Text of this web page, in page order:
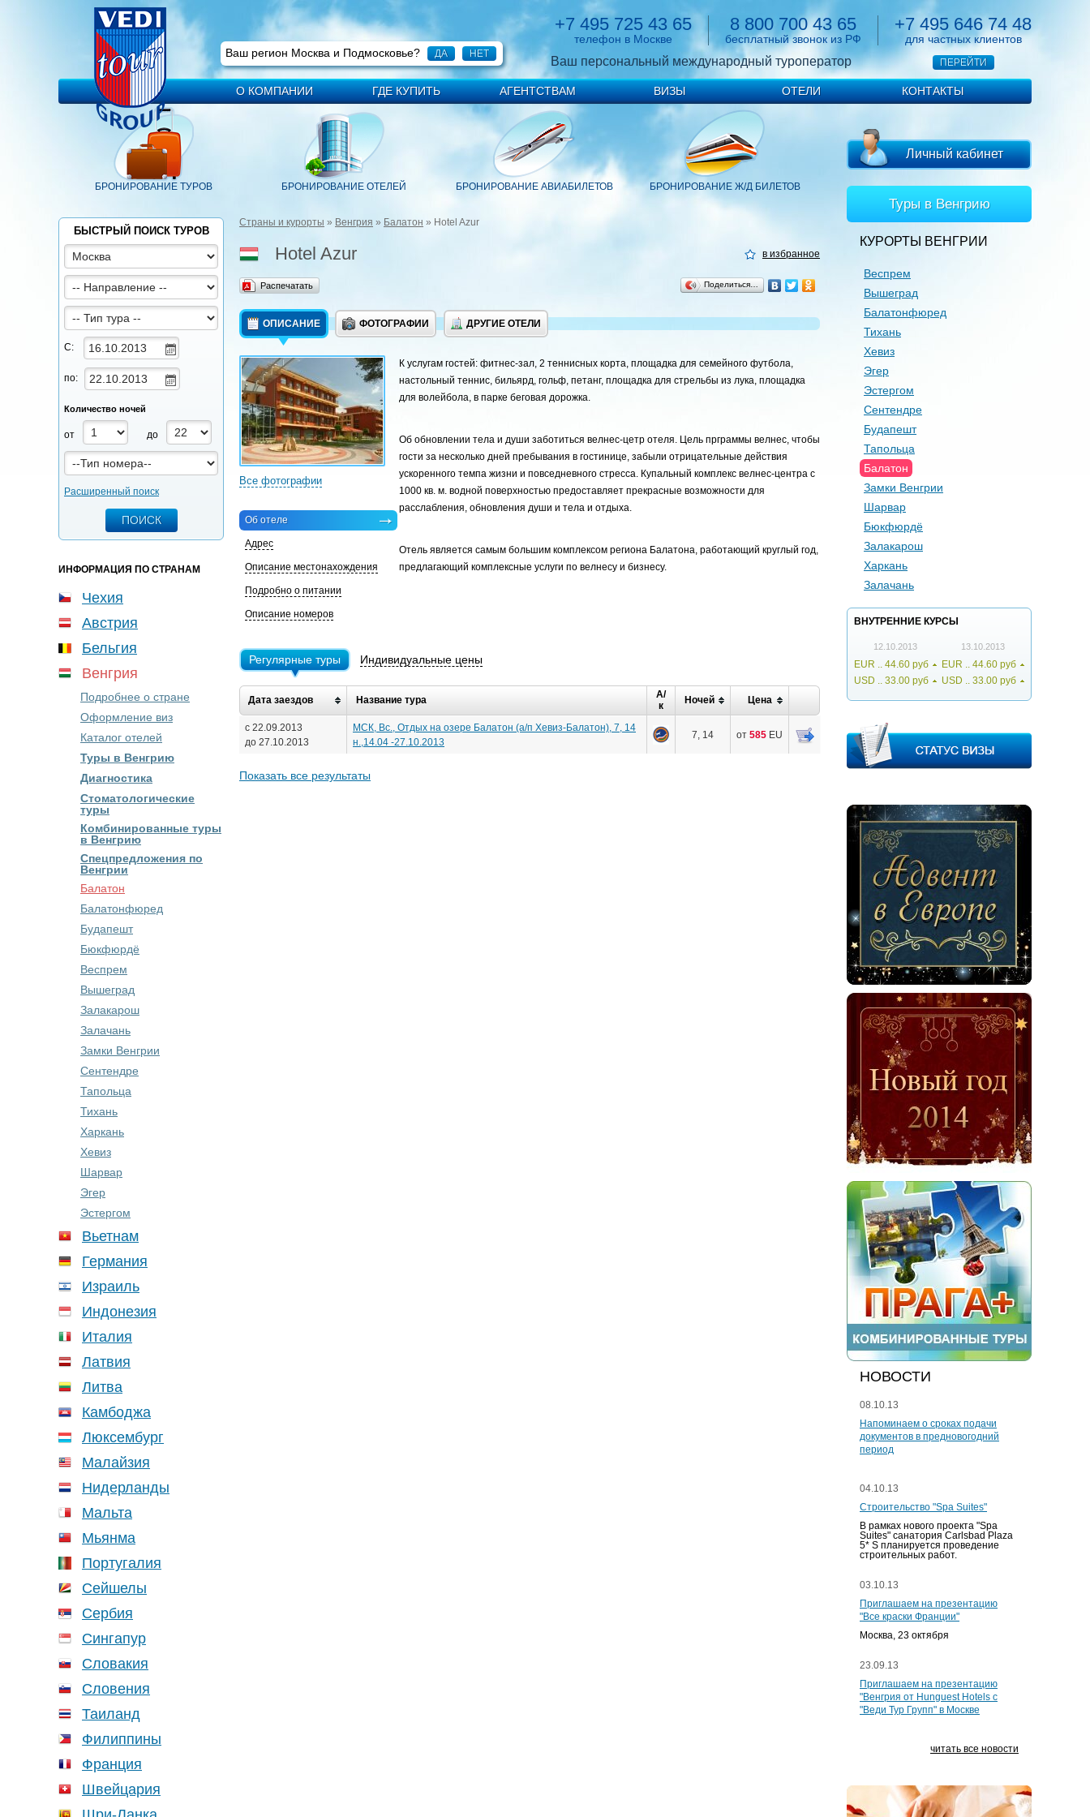
Ваш персональный международный туроператор
Ваш регион Москва и Подмосковье? ДА НЕТ
Ваш регионМосква
+7 495 725 43 65
телефон в Москве
8 800 700 43 65
бесплатный звонок из РФ
+7 495 646 74 48
для частных клиентов
ПЕРЕЙТИ
О КОМПАНИИ ГДЕ КУПИТЬ АГЕНТСТВАМ ВИЗЫ ОТЕЛИ КОНТАКТЫ
БРОНИРОВАНИЕ ТУРОВ БРОНИРОВАНИЕ ОТЕЛЕЙ БРОНИРОВАНИЕ АВИАБИЛЕТОВ БРОНИРОВАНИЕ Ж/Д БИЛЕТОВ
БЫСТРЫЙ ПОИСК ТУРОВ
С:
по:
Количество ночей
от до
Расширенный поиск
ИНФОРМАЦИЯ ПО СТРАНАМ
Чехия
Австрия
Бельгия
Венгрия
Подробнее о стране
Оформление виз
Каталог отелей
Туры в Венгрию
Диагностика
Стоматологические
туры
Комбинированные туры
в Венгрию
Спецпредложения по
Венгрии
Балатон
Балатонфюред
Будапешт
Бюкфюрдё
Веспрем
Вышеград
Залакарош
Залачань
Замки Венгрии
Сентендре
Тапольца
Тихань
Харкань
Хевиз
Шарвар
Эгер
Эстергом
Вьетнам
Германия
Израиль
Индонезия
Италия
Латвия
Литва
Камбоджа
Люксембург
Малайзия
Нидерланды
Мальта
Мьянма
Португалия
Сейшелы
Сербия
Сингапур
Словакия
Словения
Таиланд
Филиппины
Франция
Швейцария
Страны и курорты » Венгрия » Балатон » Hotel Azur
Hotel Azur в избранное
Распечатать Поделиться…
ОПИСАНИЕ ФОТОГРАФИИ ДРУГИЕ ОТЕЛИ
Все фотографии
Об отеле
Адрес
Описание местонахождения
Подробно о питании
Описание номеров
К услугам гостей: фитнес-зал, 2 теннисных корта, площадка для семейного футбола,
настольный теннис, бильярд, гольф, петанг, площадка для стрельбы из лука, площадка
для волейбола, в парке беговая дорожка.
Об обновлении тела и души заботиться велнес-цетр отеля. Цель прграммы велнес, чтобы
гости за несколько дней пребывания в гостинице, забыли отрицательные действия
ускоренного темпа жизни и повседневного стресса. Купальный комплекс велнес-центра с
1000 кв. м. водной поверхностью предоставляет прекрасные возможности для
расслабления, обновления души и тела и отдыха.
Отель является самым большим комплексом региона Балатона, работающий круглый год,
предлагающий комплексные услуги по велнесу и бизнесу.
Регулярные туры Индивидуальные цены
Дата заездов Название тура
А/
к
Ночей Цена
с 22.09.2013
до 27.10.2013
МСК, Вс., Отдых на озере Балатон (а/п Хевиз-Балатон), 7, 14
н.,14.04 -27.10.2013
7, 14 от 585 EU
Показать все результаты
Личный кабинет
Туры в Венгрию
КУРОРТЫ ВЕНГРИИ
Веспрем
Вышеград
Балатонфюред
Тихань
Хевиз
Эгер
Эстергом
Сентендре
Будапешт
Тапольца
Балатон
Замки Венгрии
Шарвар
Бюкфюрдё
Залакарош
Харкань
Залачань
ВНУТРЕННИЕ КУРCЫ
12.10.2013
EUR .. 44.60 руб
USD .. 33.00 руб
13.10.2013
EUR .. 44.60 руб
USD .. 33.00 руб
НОВОСТИ
08.10.13
Напоминаем о сроках подачи
документов в предновогодний
период
04.10.13
Строительство "Spa Suites"
В рамках нового проекта "Spa
Suites" санатория Carlsbad Plaza
5* S планируется проведение
строительных работ.
03.10.13
Приглашаем на презентацию
"Все краски Франции"
Москва, 23 октября
23.09.13
Приглашаем на презентацию
"Венгрия от Hunguest Hotels с
"Веди Тур Групп" в Москве
читать все новости